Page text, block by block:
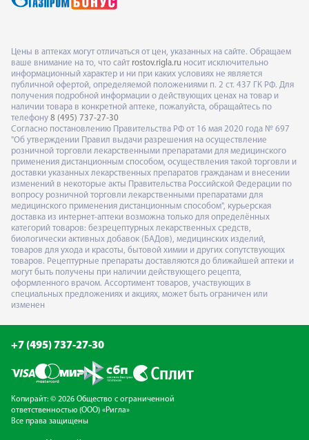
Цены в аптеках могут отличаться от цен, указанных на сайте. Обращаем
ваше внимание на то, что сайт rostov.rigla.ru носит исключительно
информационный характер и ни при каких условиях не является
публичной офертой, определяемой положениями п. 2 ст. 437 ГК РФ. Для
получения подробной информации о действующих ценах на товар и
наличии товара в конкретной аптеке, пожалуйста, обращайтесь по
телефону 8 (495) 737-27-30
Согласно постановлению Правительства РФ от 16 мая 2020 года № 697
"Об утверждении Правил выдачи разрешения на осуществление
розничной торговли лекарственными препаратами для медицинского
применения дистанционным способом, осуществления такой торговли и
доставки указанных лекарственных препаратов гражданам и внесении
изменений в некоторые акты Правительства Российской Федерации по
вопросу розничной торговли лекарственными препаратами для
медицинского применения дистанционным способом", курьерская
доставка из интернет-аптеки возможна только для определённых
категорий товаров: безрецептурных лекарственных средств,
биологически активных добавок (БАДов), медицинских изделий,
товаров для ухода и красоты, бытовой химии и других сопутствующих
товаров. Рецептурные препараты доставляются до ближайшей аптеки и
могут быть получены при наличии действующего рецепта,
оформленного врачом. Ассортимент товаров, участвующих в
специальных предложениях и акциях, может быть ограничен или
изменен
+7 (495) 737-27-30
Копирайт: © 2026 Общество с ограниченной
ответственностью (ООО) «Ригла»
Все права защищены